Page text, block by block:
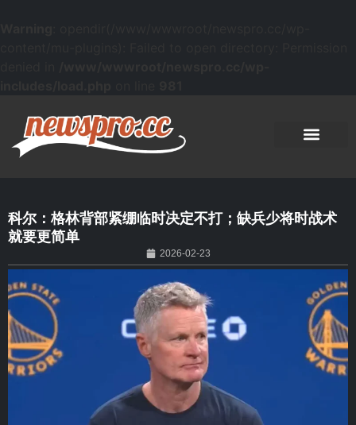
科尔：格林背部紧绷临时决定不打；缺兵少将时战术
就要更简单
2026-02-23